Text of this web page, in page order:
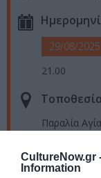
CultureNow.gr
Information
29/08/2025
21.00
Παραλία
Eισιτήρια: